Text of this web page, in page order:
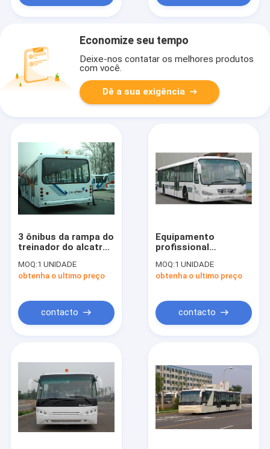
Economize seu tempo
Deixe-nos contatar os melhores produtos
com você.
Dê a sua exigência
3 ônibus da rampa do
treinador do alcatrão
para o aeroporto
DC24V/240W
MOQ:1 UNIDADE
obtenha o ultimo preço
contacto
Equipamento
profissional
aeroporto de Xinfa
do ônibus de
aeroporto
MOQ:1 UNIDADE
obtenha o ultimo preço
contacto